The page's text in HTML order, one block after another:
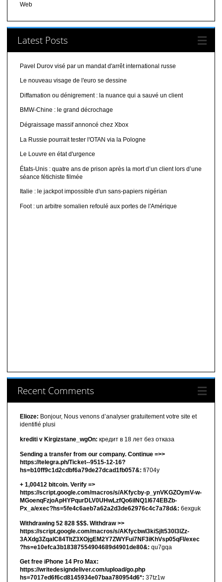
Web
Latest Posts
Pavel Durov visé par un mandat d'arrêt international russe
Le nouveau visage de l'euro se dessine
Diffamation ou dénigrement : la nuance qui a sauvé un client
BMW-Chine : le grand décrochage
Dégraissage massif annoncé chez Xbox
La Russie pourrait tester l'OTAN via la Pologne
Le Louvre en état d'urgence
États-Unis : quatre ans de prison après la mort d’un client lors d’une
séance fétichiste filmée
Italie : le jackpot impossible d'un sans-papiers nigérian
Foot : un arbitre somalien refoulé aux portes de l'Amérique
Recent Comments
Elioze: Bonjour, Nous venons d’analyser gratuitement votre site et
identifié plusi
krediti v Kirgizstane_wgOn: кредит в 18 лет без отказа
Sending a transfer from our company. Continue =>>
https://telegra.ph/Ticket--9515-12-16?
hs=b10ff9c1d2cdbf6a79de27dcad1fb057&: fi704y
+ 1,00412 bitсоin. Verify =>
https://script.google.com/macros/s/AKfycby-p_ynVKGZOymV-w-
MGoenqFzjoApHYPqurDLV0UHwLzfQo6ilNQ1l674EBZb-
Px_a/exec?hs=5fe4c6aeb7a62a2d3de62976c4c7a78d&: 6exguk
Withdrawing 52 828 $$$. Withdrаw >>
https://script.google.com/macros/s/AKfycbwl3kiSjlt530I3lZz-
3AXdg3ZqalC84TltZ3XOjgEM2Y7ZWYFui7NF3iKhVsp05qFl/exec
?hs=e10efca3b18387554904689d4901de80&: qu7gqa
Get free iPhone 14 Pro Max:
https://writedesigndeliver.com/upload/go.php
hs=7017ed6f6cd8145934e07baa780954d6*: 37tz1w